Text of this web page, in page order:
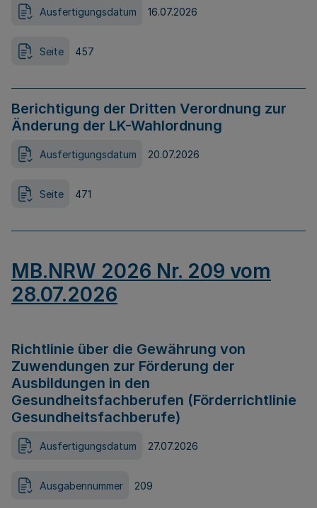
Ausfertigungsdatum 16.07.2026
Seite 457
Berichtigung der Dritten Verordnung zur
Änderung der LK-Wahlordnung
Ausfertigungsdatum 20.07.2026
Seite 471
MB.NRW 2026 Nr. 209 vom
28.07.2026
Richtlinie über die Gewährung von
Zuwendungen zur Förderung der
Ausbildungen in den
Gesundheitsfachberufen (Förderrichtlinie
Gesundheitsfachberufe)
Ausfertigungsdatum 27.07.2026
Ausgabennummer 209